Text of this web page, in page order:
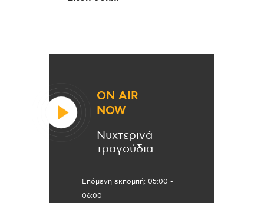
ON AIR
NOW
Νυχτερινά
τραγούδια
Επόμενη εκπομπή: 05:00 -
06:00